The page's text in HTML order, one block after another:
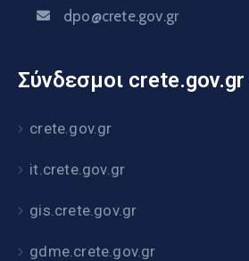
dpo@crete.gov.gr
Σύνδεσμοι crete.gov.gr
crete.gov.gr
it.crete.gov.gr
gis.crete.gov.gr
gdme.crete.gov.gr